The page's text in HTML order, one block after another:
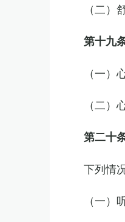
（二）
第十九
（一）
（二
第二十
下列情
（一